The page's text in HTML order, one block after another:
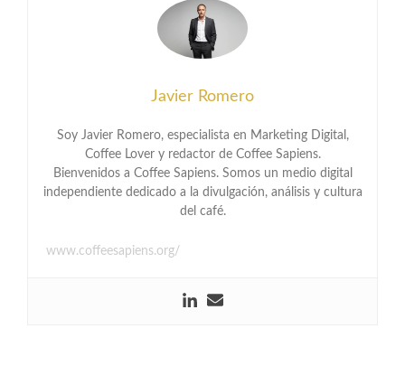
Javier Romero
Soy Javier Romero, especialista en Marketing Digital,
Coffee Lover y redactor de Coffee Sapiens.
Bienvenidos a Coffee Sapiens. Somos un medio digital
independiente dedicado a la divulgación, análisis y cultura
del café.
www.coffeesapiens.org/